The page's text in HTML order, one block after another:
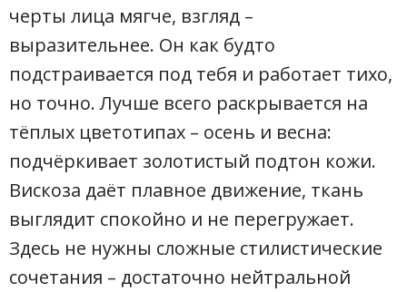
черты лица мягче, взгляд –
выразительнее. Он как будто
подстраивается под тебя и работает тихо,
но точно. Лучше всего раскрывается на
тёплых цветотипах – осень и весна:
подчёркивает золотистый подтон кожи.
Вискоза даёт плавное движение, ткань
выглядит спокойно и не перегружает.
Здесь не нужны сложные стилистические
сочетания – достаточно нейтральной